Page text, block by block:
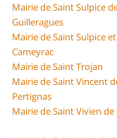
Mairie de Saint Sulpice
Guilleragues
Mairie de Saint Sulpice et
Cameyrac
Mairie de Saint Trojan
Mairie de Saint Vincent
Pertignas
Mairie de Saint Vivien